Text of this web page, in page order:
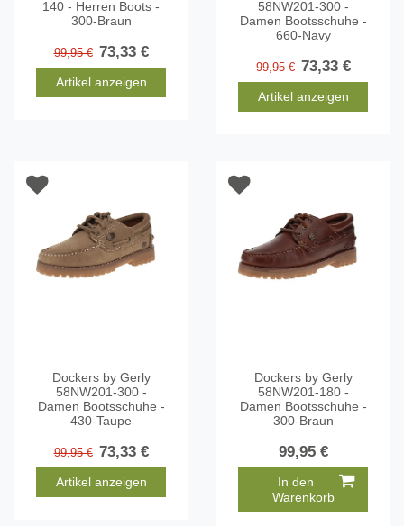
140 - Herren Boots -
300-Braun
99,95 € 73,33 €
Artikel anzeigen
58NW201-300 -
Damen Bootsschuhe -
660-Navy
99,95 € 73,33 €
Artikel anzeigen
Dockers by Gerly
58NW201-300 -
Damen Bootsschuhe -
430-Taupe
99,95 € 73,33 €
Artikel anzeigen
Dockers by Gerly
58NW201-180 -
Damen Bootsschuhe -
300-Braun
99,95 €
In den
Warenkorb